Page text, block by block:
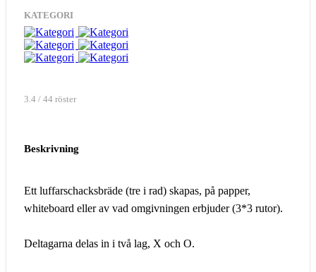
KATEGORI
3.4 / 44 röster
Beskrivning
Ett luffarschacksbräde (tre i rad) skapas, på papper,
whiteboard eller av vad omgivningen erbjuder (3*3 rutor).
Deltagarna delas in i två lag, X och O.